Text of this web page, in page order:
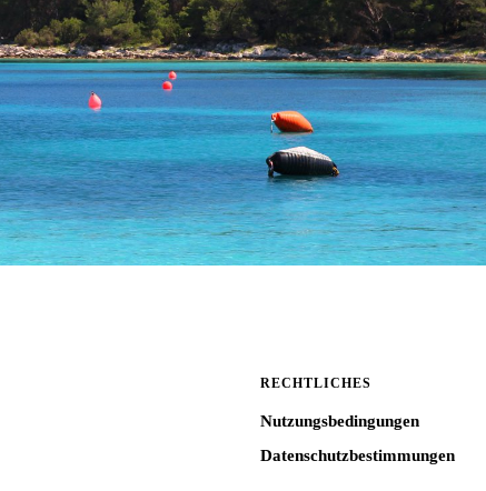
RECHTLICHES
Nutzungsbedingungen
Datenschutzbestimmungen